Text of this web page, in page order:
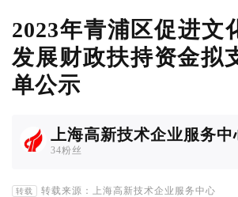
2023年青浦区促进文
发展财政扶持资金拟
单公示
上海高新技术企业服务中
34粉丝
转载 转载来源：上海高新技术企业服务中心